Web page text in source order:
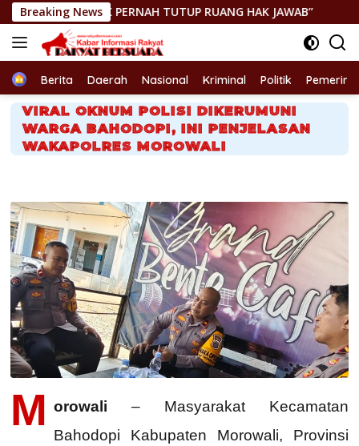
Langsung
ke
konten
Breaking News
TUTUP RUANG HAK JAWAB” GEGER! JENAZAH
HomeBerita Daerah Nasional Kriminal Politik
VIRAL OKNUM POLISI DIKERUMUNI
WARGA BAHODOPI, INI PENJELASAN
WAKAPOLRES MOROWALI
M orowali – Masyarakat Kecamatan
Bahodopi Kabupaten Morowali, Provinsi